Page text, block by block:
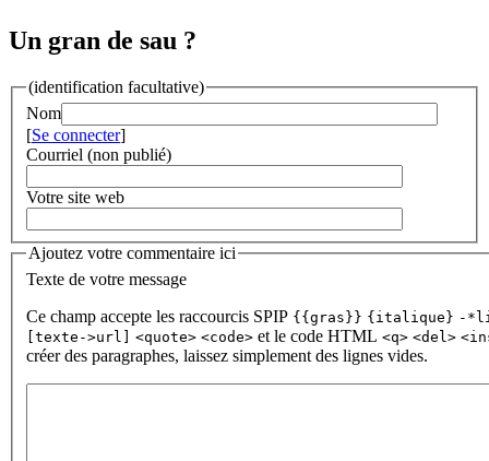
Un gran de sau ?
(identification facultative)
Nom
[Se connecter]
Courriel (non publié)
Votre site web
Ajoutez votre commentaire ici
Texte de votre message
Ce champ accepte les raccourcis SPIP {{gras}} {italique} -
[texte->url] <quote> <code> et le code HTML <q> <del>
créer des paragraphes, laissez simplement des lignes vides.